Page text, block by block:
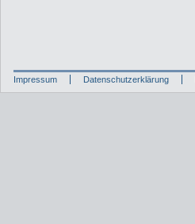
Impressum Datenschutzerklärung